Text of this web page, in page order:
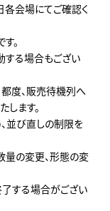
会場にてご確認く
。
る場合もござい
度、販売待機列へ
ます。
並び直しの制限を
量の変更、形態の変
する場合がござい